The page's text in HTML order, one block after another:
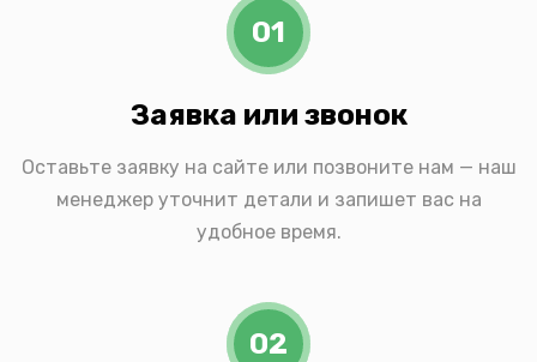
01
Заявка или звонок
Оставьте заявку на сайте или позвоните нам — наш
менеджер уточнит детали и запишет вас на
удобное время.
02